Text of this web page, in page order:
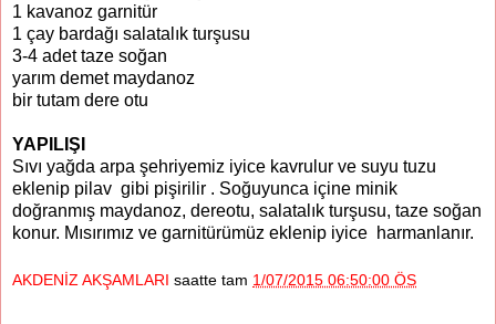
1 kavanoz garnitür
1 çay bardağı salatalık turşusu
3-4 adet taze soğan
yarım demet maydanoz
bir tutam dere otu
YAPILIŞI
Sıvı yağda arpa şehriyemiz iyice kavrulur ve suyu tuzu
eklenip pilav gibi pişirilir . Soğuyunca içine minik
doğranmış maydanoz, dereotu, salatalık turşusu, taze soğan
konur. Mısırımız ve garnitürümüz eklenip iyice harmanlanır.
AKDENİZ AKŞAMLARI saatte tam 1/07/2015 06:50:00 ÖS